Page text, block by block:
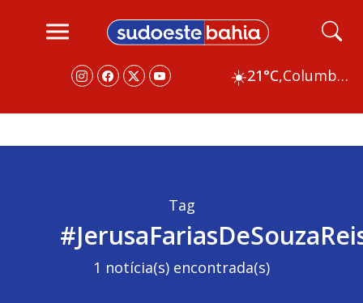
☀️21°C, Columbus
Tag
1 notícia(s) encontrada(s)